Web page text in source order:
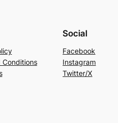
Conditions
Social
Facebook
Instagram
Twitter/X